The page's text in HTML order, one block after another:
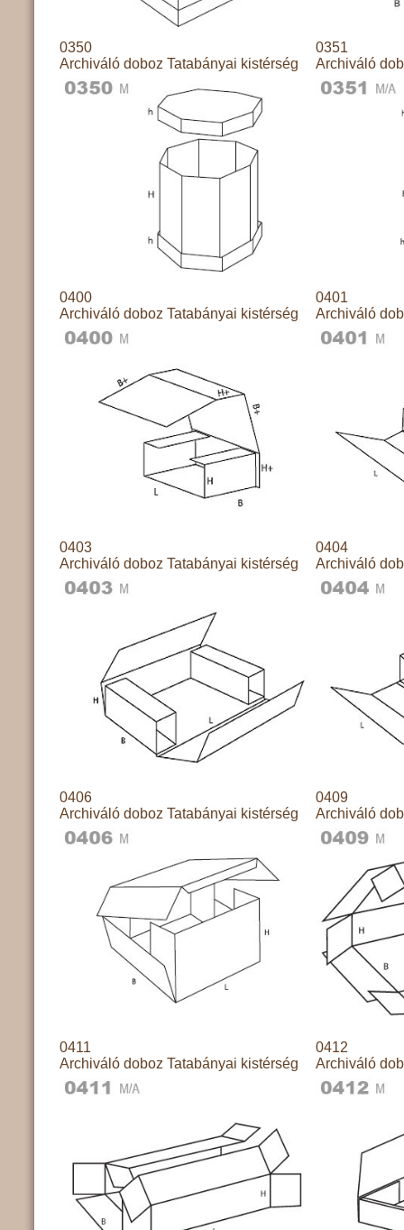
0350
Archiváló doboz Tatabányai kistérség
0351
Archiváló
0400
Archiváló doboz Tatabányai kistérség
0401
Archiváló
0403
Archiváló doboz Tatabányai kistérség
0404
Archiváló
0406
Archiváló doboz Tatabányai kistérség
0409
Archiváló
0411
Archiváló doboz Tatabányai kistérség
0412
Archiváló